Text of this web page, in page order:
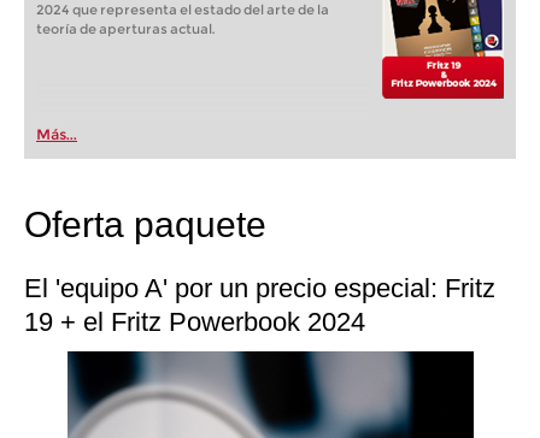
2024 que representa el estado del arte de la
teoría de aperturas actual.
Más...
Oferta paquete
El 'equipo A' por un precio especial: Fritz
19 + el Fritz Powerbook 2024